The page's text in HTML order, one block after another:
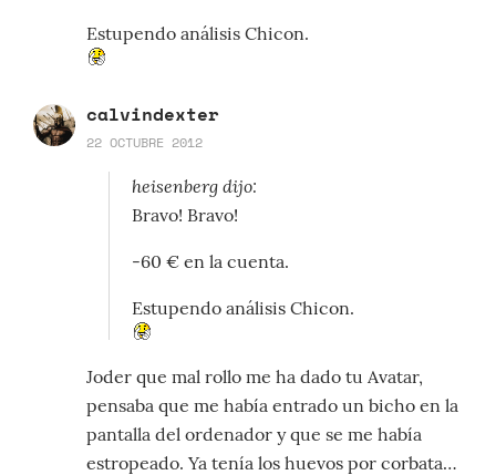
Estupendo análisis Chicon.
calvindexter
22 OCTUBRE 2012
heisenberg dijo:
Bravo! Bravo!
-60 € en la cuenta.
Estupendo análisis Chicon.
Joder que mal rollo me ha dado tu Avatar,
pensaba que me había entrado un bicho en la
pantalla del ordenador y que se me había
estropeado. Ya tenía los huevos por corbata…